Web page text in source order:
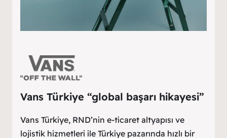
Vans Türkiye “global başarı hikayesi”
Vans Türkiye, RND’nin e-ticaret altyapısı ve
lojistik hizmetleri ile Türkiye pazarında hızlı bir